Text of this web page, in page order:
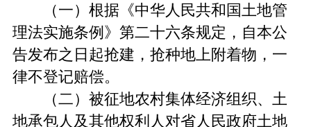
（一）根据《中华人民共和国土地管
理法实施条例》第二十六条规定，自本公
告发布之日起抢建，抢种地上附着物，一
律不登记赔偿。
（二）被征地农村集体经济组织、土
地承包人及其他权利人对省人民政府土地